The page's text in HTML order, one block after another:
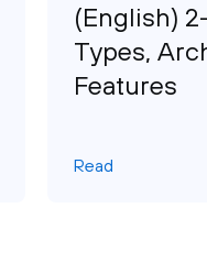
(English)
Types,
Features
Read